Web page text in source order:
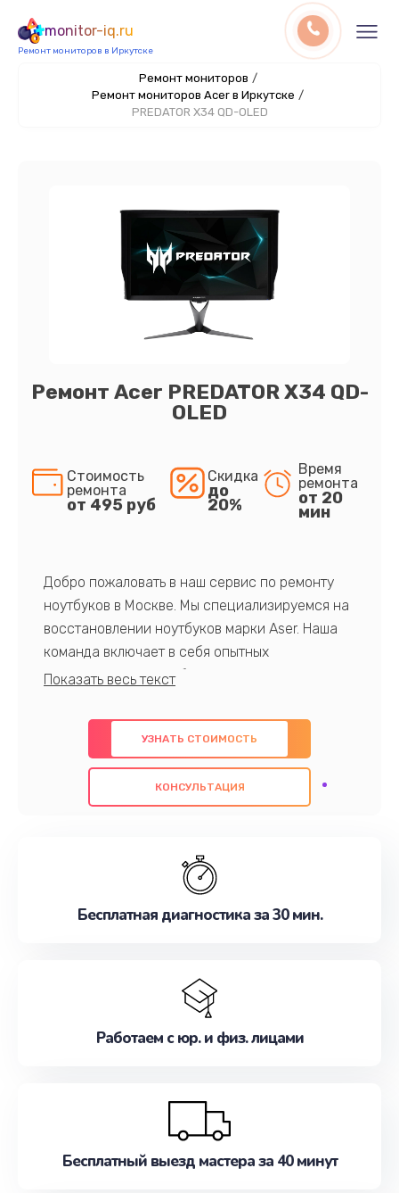
monitor-iq.ru
Ремонт мониторов в Иркутске
Ремонт мониторов /
Ремонт мониторов Acer в Иркутске /
PREDATOR X34 QD-OLED
Ремонт Acer PREDATOR X34 QD-
OLED
Стоимость
ремонта
от 495 руб
Скидка
до
20%
Время
ремонта
от 20
мин
Добро пожаловать в наш сервис по ремонту
ноутбуков в Москве. Мы специализируемся на
восстановлении ноутбуков марки Aser. Наша
команда включает в себя опытных
профессионалов с обширными знаниями и
предлагаем быстрый и качественный ремонт с
использованием оригинальных компонентов, а
также гарантируем качество всех
проведенных работ. Наша цель - предоставить
наилучшим образом. Не медлите записаться на
УЗНАТЬ СТОИМОСТЬ
КОНСУЛЬТАЦИЯ
Бесплатная диагностика за 30 мин.
Работаем с юр. и физ. лицами
Бесплатный выезд мастера за 40 минут